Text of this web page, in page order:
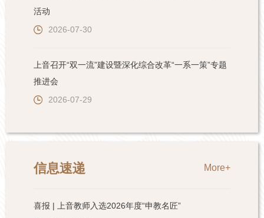
活动
2026-07-30
上音召开“双一流”建设暨深化综合改革“一系一策”专题
推进会
2026-07-29
信息速递 More+
喜报 | 上音教师入选2026年度“申教名匠”